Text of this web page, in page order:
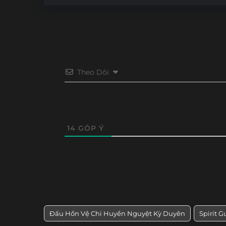
Theo Dõi
14 GÓP Ý
Đấu Hồn Vệ Chi Huyền Nguyệt Kỳ Duyên Spirit